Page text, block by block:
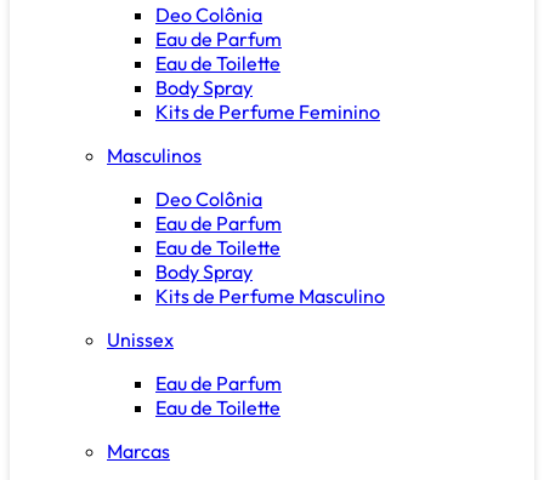
Deo Colônia
Eau de Parfum
Eau de Toilette
Body Spray
Kits de Perfume Feminino
Masculinos
Deo Colônia
Eau de Parfum
Eau de Toilette
Body Spray
Kits de Perfume Masculino
Unissex
Eau de Parfum
Eau de Toilette
Marcas